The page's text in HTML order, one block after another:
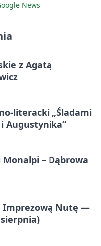
News
z Agatą
literacki „Śladami
i Augustynika”
Monalpi – Dąbrowa
Imprezową Nutę —
sierpnia)